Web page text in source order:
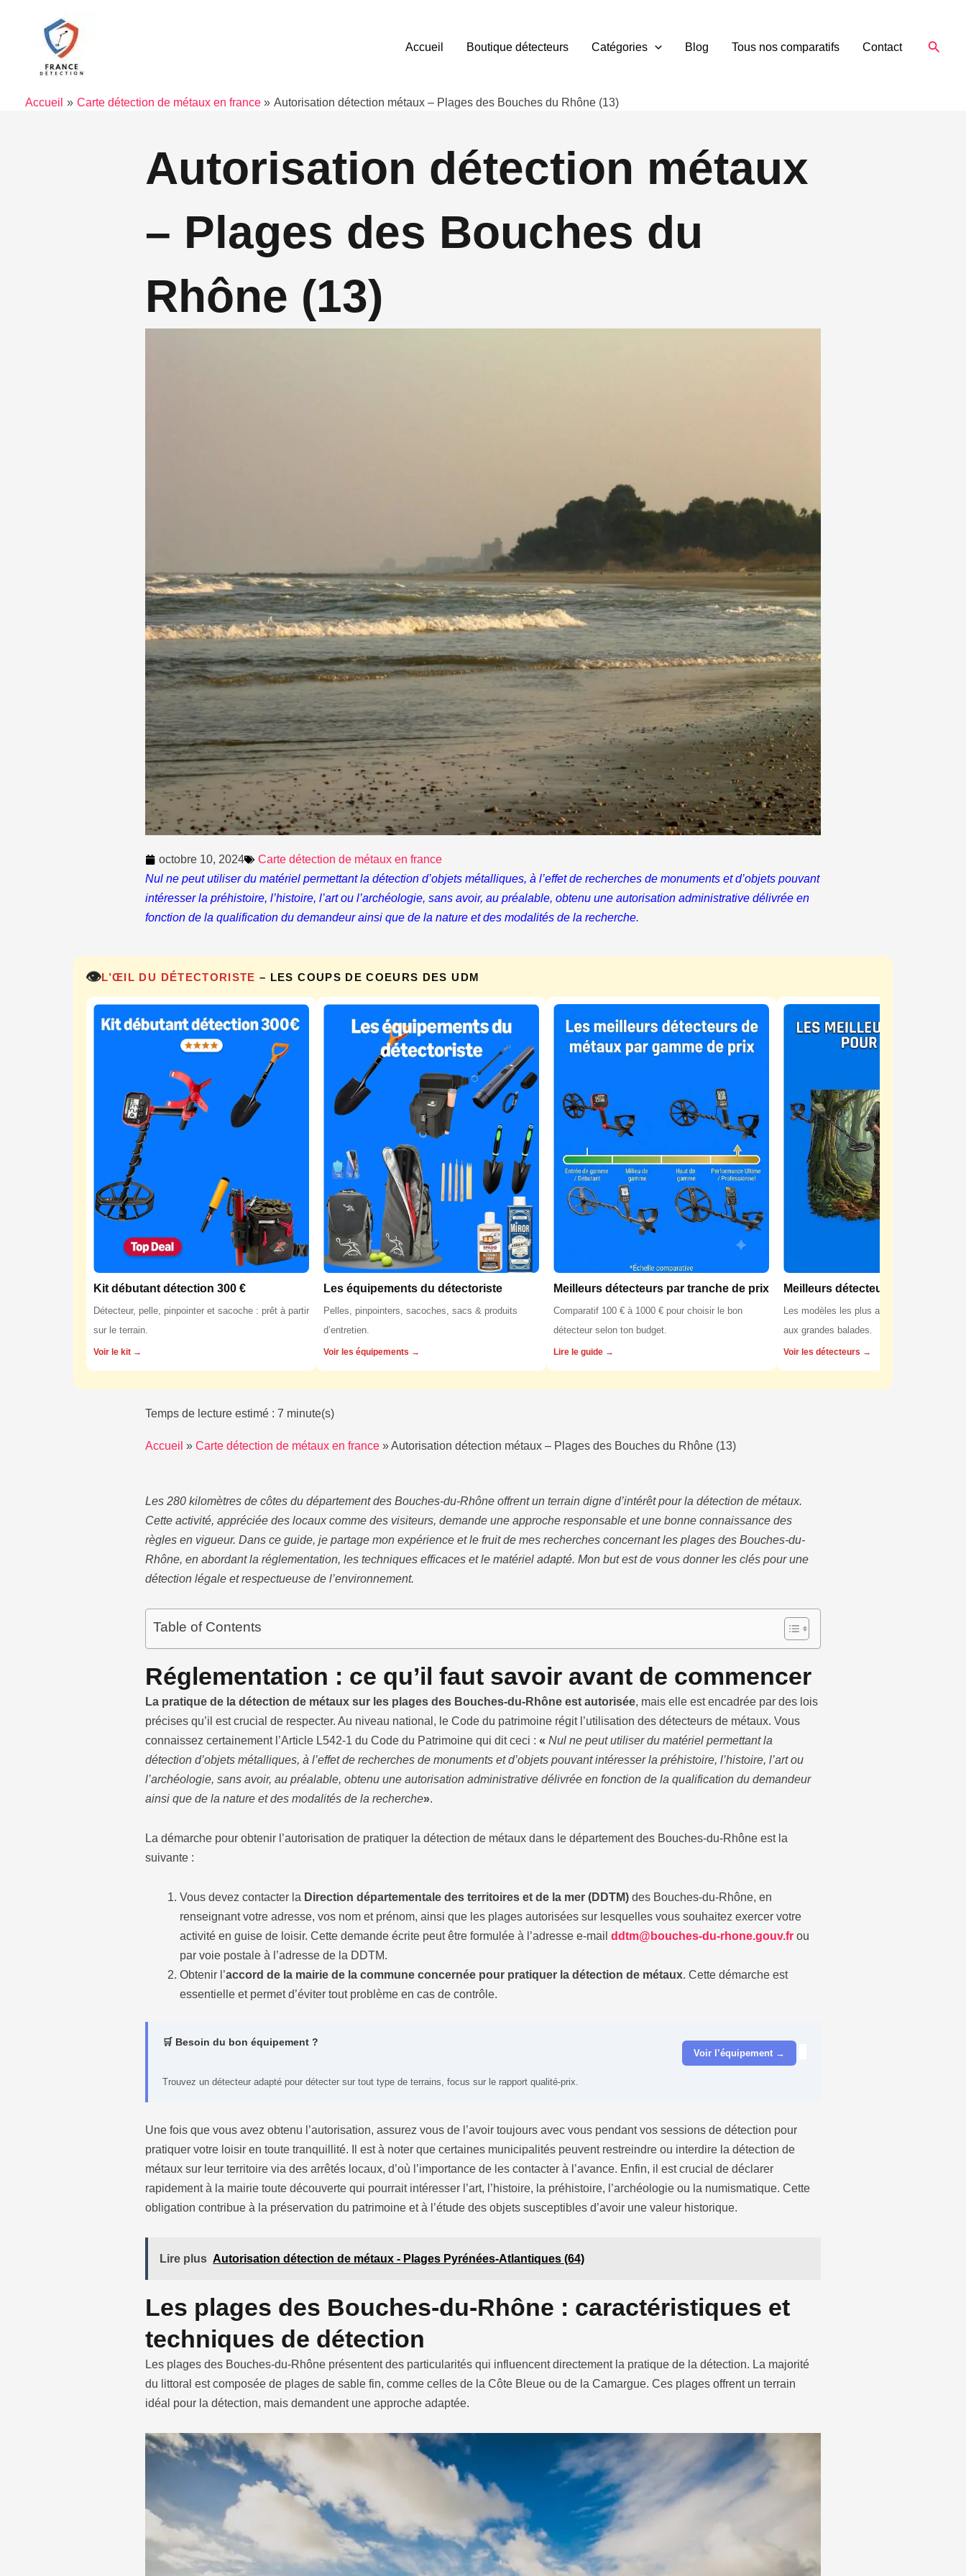
Accueil Boutique détecteurs Catégories Blog Tous nos comparatifs Contact
Accueil Carte détection de métaux en france Autorisation détection métaux – Plages des Bouches du Rhône (13)
Autorisation détection métaux
– Plages des Bouches du
Rhône (13)
octobre 10, 2024
Carte détection de métaux en france
Nul ne peut utiliser du matériel permettant la détection d’objets métalliques, à l’effet de recherches de monuments et d’objets pouvant
intéresser la préhistoire, l’histoire, l’art ou l’archéologie, sans avoir, au préalable, obtenu une autorisation administrative délivrée en
fonction de la qualification du demandeur ainsi que de la nature et des modalités de la recherche.
👁️L’ŒIL DU DÉTECTORISTE – LES COUPS DE COEURS DES UDM
Kit débutant détection 300 €
Détecteur, pelle, pinpointer et sacoche : prêt à partir
sur le terrain.
Voir le kit →
Les équipements du détectoriste
Pelles, pinpointers, sacoches, sacs & produits
d’entretien.
Voir les équipements →
Meilleurs détecteurs par tranche de prix
Comparatif 100 € à 1000 € pour choisir le bon
détecteur selon ton budget.
Lire le guide →
Meilleurs détecteurs pour la forêt
Les modèles les plus adaptés aux sols
aux grandes balades.
Voir les détecteurs →
Temps de lecture estimé : 7 minute(s)
Accueil » Carte détection de métaux en france »Autorisation détection métaux – Plages des Bouches du Rhône (13)
Les 280 kilomètres de côtes du département des Bouches-du-Rhône offrent un terrain digne d’intérêt pour la détection de métaux.
Cette activité, appréciée des locaux comme des visiteurs, demande une approche responsable et une bonne connaissance des
règles en vigueur. Dans ce guide, je partage mon expérience et le fruit de mes recherches concernant les plages des Bouches-du-
Rhône, en abordant la réglementation, les techniques efficaces et le matériel adapté. Mon but est de vous donner les clés pour une
détection légale et respectueuse de l’environnement.
Table of Contents
Réglementation : ce qu’il faut savoir avant de commencer
La pratique de la détection de métaux sur les plages des Bouches-du-Rhône est autorisée, mais elle est encadrée par des lois
précises qu’il est crucial de respecter. Au niveau national, le Code du patrimoine régit l’utilisation des détecteurs de métaux. Vous
connaissez certainement l’Article L542-1 du Code du Patrimoine qui dit ceci : « Nul ne peut utiliser du matériel permettant la
détection d’objets métalliques, à l’effet de recherches de monuments et d’objets pouvant intéresser la préhistoire, l’histoire, l’art ou
l’archéologie, sans avoir, au préalable, obtenu une autorisation administrative délivrée en fonction de la qualification du demandeur
ainsi que de la nature et des modalités de la recherche».
La démarche pour obtenir l’autorisation de pratiquer la détection de métaux dans le département des Bouches-du-Rhône est la
suivante :
Vous devez contacter la Direction départementale des territoires et de la mer (DDTM) des Bouches-du-Rhône, en
renseignant votre adresse, vos nom et prénom, ainsi que les plages autorisées sur lesquelles vous souhaitez exercer votre
activité en guise de loisir. Cette demande écrite peut être formulée à l’adresse e-mail ddtm@bouches-du-rhone.gouv.fr ou
par voie postale à l’adresse de la DDTM.
Obtenir l’accord de la mairie de la commune concernée pour pratiquer la détection de métaux. Cette démarche est
essentielle et permet d’éviter tout problème en cas de contrôle.
🛒 Besoin du bon équipement ?
Trouvez un détecteur adapté pour détecter sur tout type de terrains, focus sur le rapport qualité-prix.
Voir l’équipement →
Une fois que vous avez obtenu l’autorisation, assurez vous de l’avoir toujours avec vous pendant vos sessions de détection pour
pratiquer votre loisir en toute tranquillité. Il est à noter que certaines municipalités peuvent restreindre ou interdire la détection de
métaux sur leur territoire via des arrêtés locaux, d’où l’importance de les contacter à l’avance. Enfin, il est crucial de déclarer
rapidement à la mairie toute découverte qui pourrait intéresser l’art, l’histoire, la préhistoire, l’archéologie ou la numismatique. Cette
obligation contribue à la préservation du patrimoine et à l’étude des objets susceptibles d’avoir une valeur historique.
Lire plus Autorisation détection de métaux - Plages Pyrénées-Atlantiques (64)
Les plages des Bouches-du-Rhône : caractéristiques et
techniques de détection
Les plages des Bouches-du-Rhône présentent des particularités qui influencent directement la pratique de la détection. La majorité
du littoral est composée de plages de sable fin, comme celles de la Côte Bleue ou de la Camargue. Ces plages offrent un terrain
idéal pour la détection, mais demandent une approche adaptée.